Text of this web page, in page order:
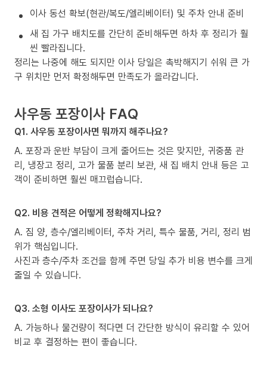
이사 동선 확보(현관/복도/엘리베이터) 및 주차 안내 준비
새 집 가구 배치도를 간단히 준비해두면 하차 후 정리가 훨
씬 빨라집니다.
정리는 나중에 해도 되지만 이사 당일은 촉박해지기 쉬워 큰 가
구 위치만 먼저 확정해두면 만족도가 올라갑니다.
사우동 포장이사 FAQ
Q1. 사우동 포장이사면 뭐까지 해주나요?
A. 포장과 운반 부담이 크게 줄어드는 것은 맞지만, 귀중품 관
리, 냉장고 정리, 고가 물품 분리 보관, 새 집 배치 안내 등은 고
객이 준비하면 훨씬 매끄럽습니다.
Q2. 비용 견적은 어떻게 정확해지나요?
A. 짐 양, 층수/엘리베이터, 주차 거리, 특수 물품, 거리, 정리 범
위가 핵심입니다.
사진과 층수/주차 조건을 함께 주면 당일 추가 비용 변수를 크게
줄일 수 있습니다.
Q3. 소형 이사도 포장이사가 되나요?
A. 가능하나 물건량이 적다면 더 간단한 방식이 유리할 수 있어
비교 후 결정하는 편이 좋습니다.